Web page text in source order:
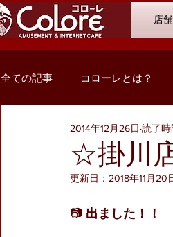
店
全ての記事 コローレとは？
オススメコミック 最新入
☆掛川
2014年12月26日 読了時
更新日： 2018年11月20
📷 出ました！！